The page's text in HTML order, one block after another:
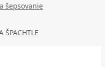
šepsovanie
ŠPACHTLE